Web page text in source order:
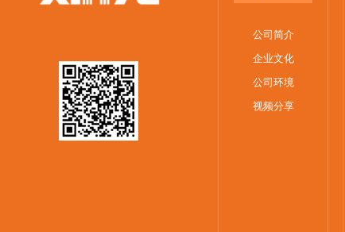
公司简介
企业文化
公司环境
视频分享